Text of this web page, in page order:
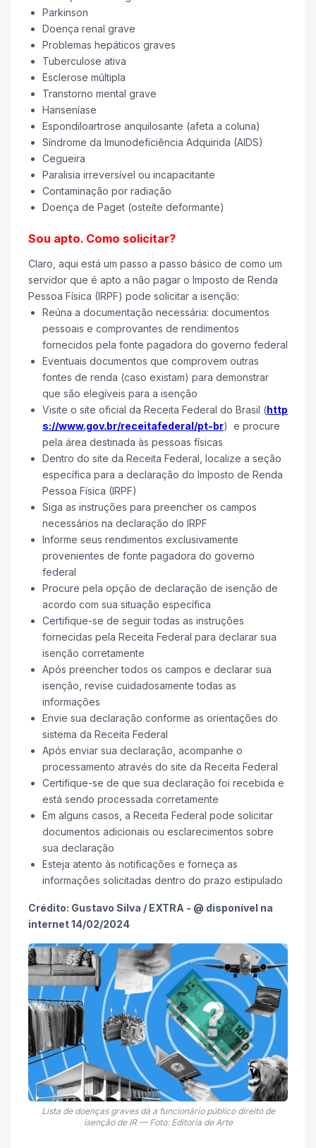
Parkinson
Doença renal grave
Problemas hepáticos graves
Tuberculose ativa
Esclerose múltipla
Transtorno mental grave
Hanseníase
Espondiloartrose anquilosante (afeta a coluna)
Síndrome da Imunodeficiência Adquirida (AIDS)
Cegueira
Paralisia irreversível ou incapacitante
Contaminação por radiação
Doença de Paget (osteíte deformante)
Sou apto. Como solicitar?
Claro, aqui está um passo a passo básico de como um
servidor que é apto a não pagar o Imposto de Renda
Pessoa Física (IRPF) pode solicitar a isenção:
Reúna a documentação necessária: documentos
pessoais e comprovantes de rendimentos
fornecidos pela fonte pagadora do governo federal
Eventuais documentos que comprovem outras
fontes de renda (caso existam) para demonstrar
que são elegíveis para a isenção
Visite o site oficial da Receita Federal do Brasil (http
s://www.gov.br/receitafederal/pt-br) e procure
pela área destinada às pessoas físicas
Dentro do site da Receita Federal, localize a seção
específica para a declaração do Imposto de Renda
Pessoa Física (IRPF)
Siga as instruções para preencher os campos
necessários na declaração do IRPF
Informe seus rendimentos exclusivamente
provenientes de fonte pagadora do governo
federal
Procure pela opção de declaração de isenção de
acordo com sua situação específica
Certifique-se de seguir todas as instruções
fornecidas pela Receita Federal para declarar sua
isenção corretamente
Após preencher todos os campos e declarar sua
isenção, revise cuidadosamente todas as
informações
Envie sua declaração conforme as orientações do
sistema da Receita Federal
Após enviar sua declaração, acompanhe o
processamento através do site da Receita Federal
Certifique-se de que sua declaração foi recebida e
está sendo processada corretamente
Em alguns casos, a Receita Federal pode solicitar
documentos adicionais ou esclarecimentos sobre
sua declaração
Esteja atento às notificações e forneça as
informações solicitadas dentro do prazo estipulado
Crédito: Gustavo Silva / EXTRA - @ disponível na
internet 14/02/2024
Lista de doenças graves dá a funcionário público direito de
isenção de IR — Foto: Editoria de Arte